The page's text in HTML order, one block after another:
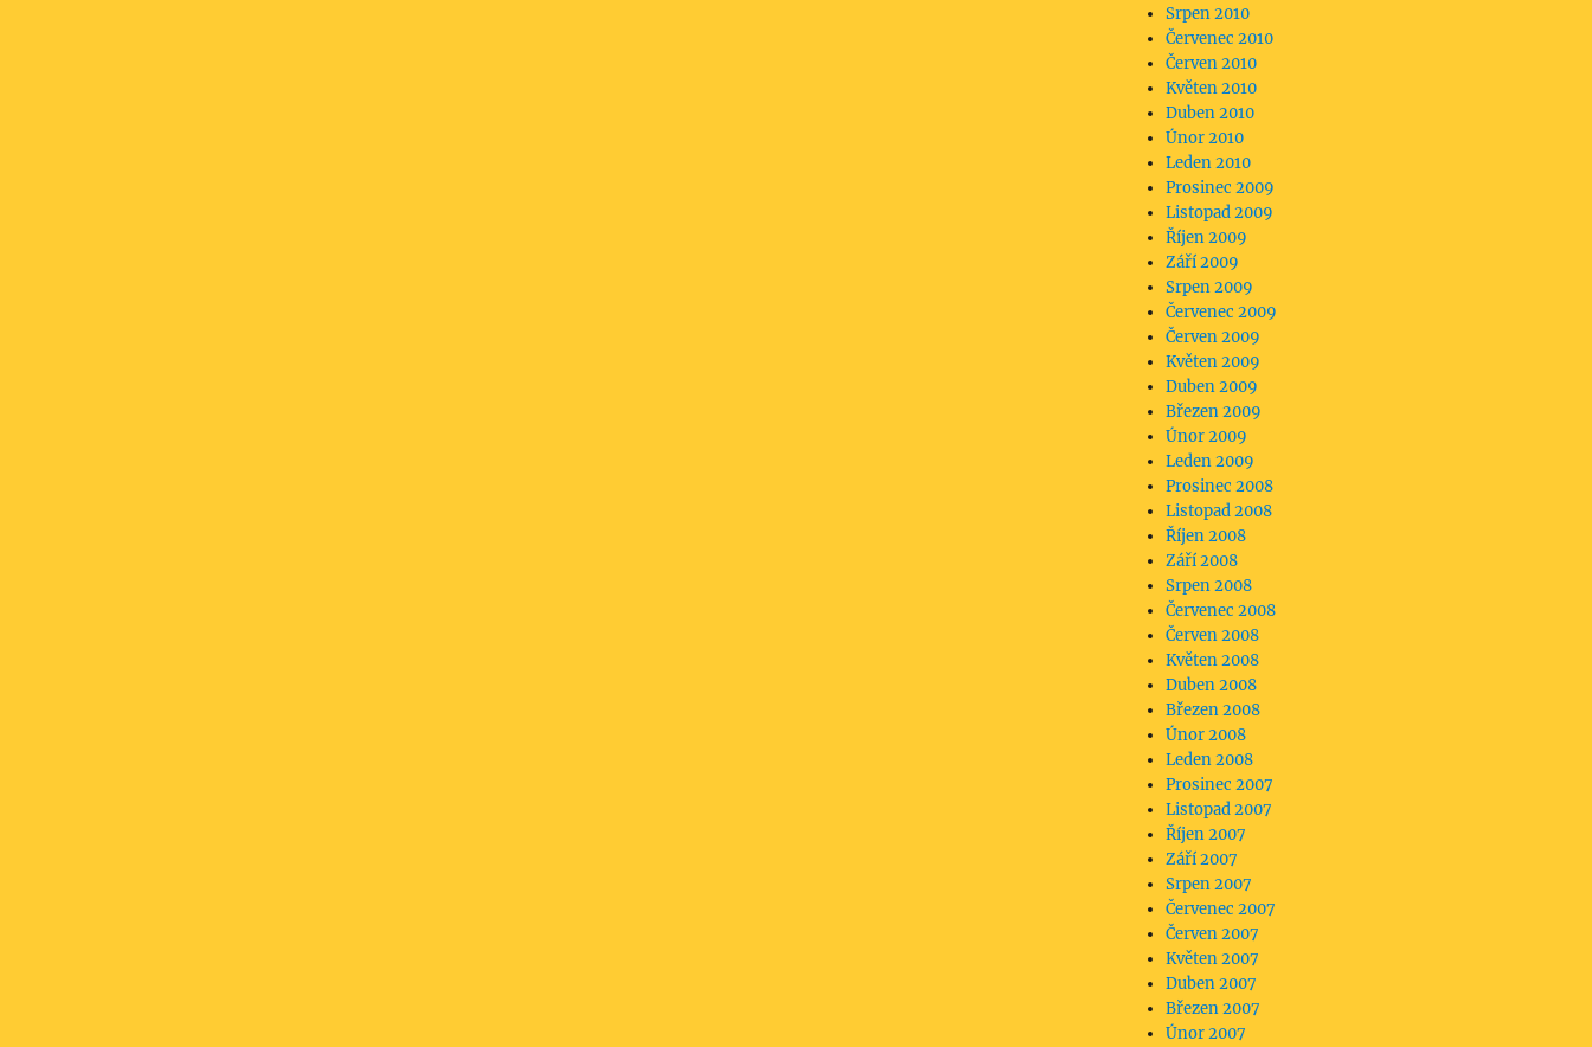
Srpen 2010
Červenec 2010
Červen 2010
Květen 2010
Duben 2010
Únor 2010
Leden 2010
Prosinec 2009
Listopad 2009
Říjen 2009
Září 2009
Srpen 2009
Červenec 2009
Červen 2009
Květen 2009
Duben 2009
Březen 2009
Únor 2009
Leden 2009
Prosinec 2008
Listopad 2008
Říjen 2008
Září 2008
Srpen 2008
Červenec 2008
Červen 2008
Květen 2008
Duben 2008
Březen 2008
Únor 2008
Leden 2008
Prosinec 2007
Listopad 2007
Říjen 2007
Září 2007
Srpen 2007
Červenec 2007
Červen 2007
Květen 2007
Duben 2007
Březen 2007
Únor 2007